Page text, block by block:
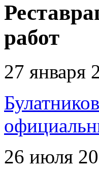
работ
27 января
26 июля